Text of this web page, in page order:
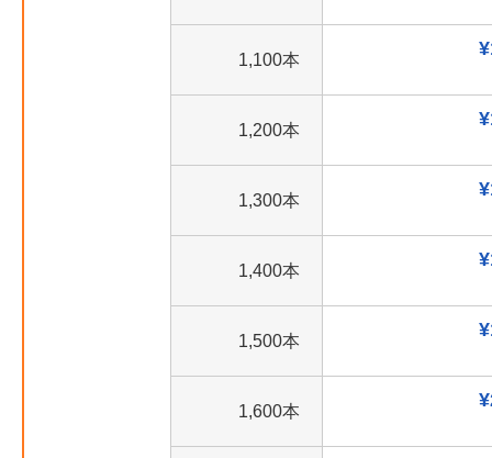
1,100本
1,200本
1,300本
1,400本
1,500本
1,600本